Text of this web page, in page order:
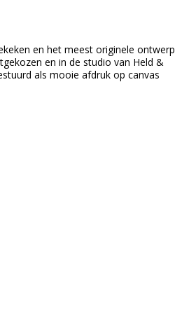
en het meest originele ontwerp
en in de studio van Held &
als mooie afdruk op canvas